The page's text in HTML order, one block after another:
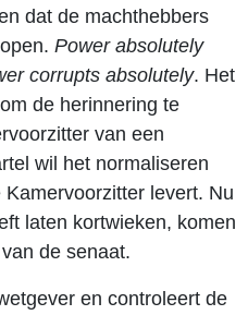
dat de machthebbers
Power absolutely
corrupts absolutely. Het
de herinnering te
van een
wil het normaliseren
levert. Nu
laten kortwieken, komen
de senaat.
en controleert de